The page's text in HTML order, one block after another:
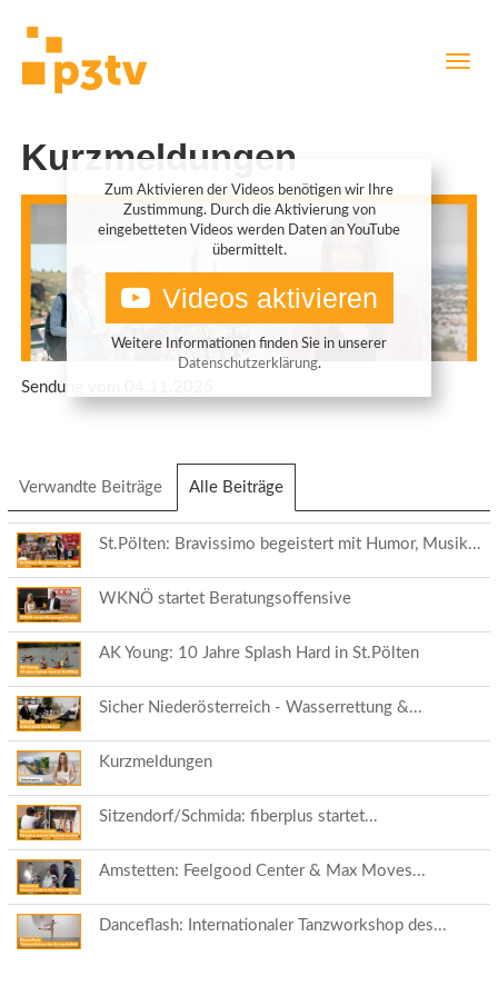
Kurzmeldungen
Zum Aktivieren der Videos benötigen wir Ihre
Zustimmung. Durch die Aktivierung von
eingebetteten Videos werden Daten an YouTube
übermittelt.
Videos aktivieren
Weitere Informationen finden Sie in unserer
Datenschutzerklärung.
Sendung vom 04.11.2025
Verwandte Beiträge Alle Beiträge
Reiter)
St.Pölten: Bravissimo begeistert mit Humor, Musik...
WKNÖ startet Beratungsoffensive
AK Young: 10 Jahre Splash Hard in St.Pölten
Sicher Niederösterreich - Wasserrettung &...
Kurzmeldungen
Sitzendorf/Schmida: fiberplus startet...
Amstetten: Feelgood Center & Max Moves...
Danceflash: Internationaler Tanzworkshop des...